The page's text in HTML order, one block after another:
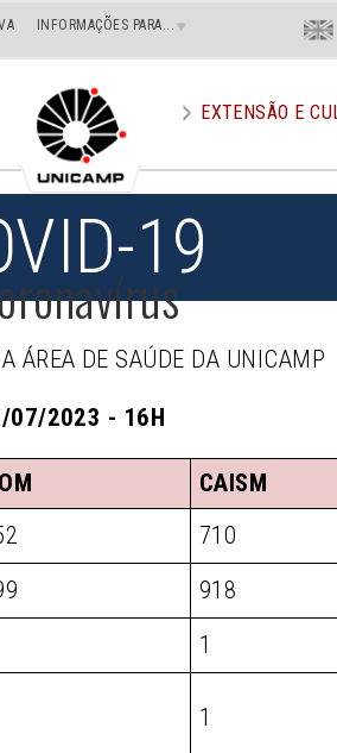
INFORMAÇÕES PARA... Menu
Direito
En
EXTENSÃO E
19
ÁREA DE SAÚDE DA UNICAMP
07/2023 - 16H
CAISM
710
918
1
1